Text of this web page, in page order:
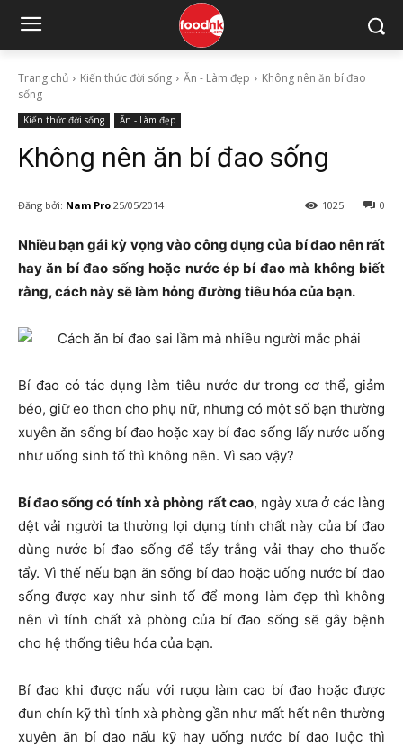
Trang chủ Kiến thức đời sống Ăn - Làm đẹp
Không nên ăn bí đao
sống
Kiến thức đời sống Ăn - Làm đẹp
Không nên ăn bí đao sống
Đăng bởi: Nam Pro 25/05/2014 0
1025
Nhiều bạn gái kỳ vọng vào công dụng của bí đao nên rất
hay ăn bí đao sống hoặc nước ép bí đao mà không biết
rằng, cách này sẽ làm hỏng đường tiêu hóa của bạn.
Bí đao có tác dụng làm tiêu nước dư trong cơ thể, giảm
béo, giữ eo thon cho phụ nữ, nhưng có một số bạn thường
xuyên ăn sống bí đao hoặc xay bí đao sống lấy nước uống
như uống sinh tố thì không nên. Vì sao vậy?
Bí đao sống có tính xà phòng rất cao, ngày xưa ở các làng
dệt vải người ta thường lợi dụng tính chất này của bí đao
dùng nước bí đao sống để tẩy trắng vải thay cho thuốc
tẩy. Vì thế nếu bạn ăn sống bí đao hoặc uống nước bí đao
sống được xay như sinh tố để mong làm đẹp thì không
nên vì tính chất xà phòng của bí đao sống sẽ gây bệnh
cho hệ thống tiêu hóa của bạn.
Bí đao khi được nấu với rượu làm cao bí đao hoặc được
đun chín kỹ thì tính xà phòng gần như mất hết nên thường
xuyên ăn bí đao nấu kỹ hay uống nước bí đao luộc thì